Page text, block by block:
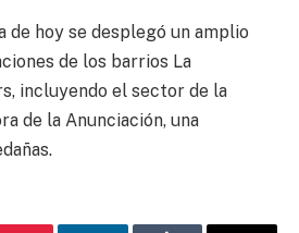
de hoy se desplegó un amplio
de los barrios La
incluyendo el sector de la
de la Anunciación, una